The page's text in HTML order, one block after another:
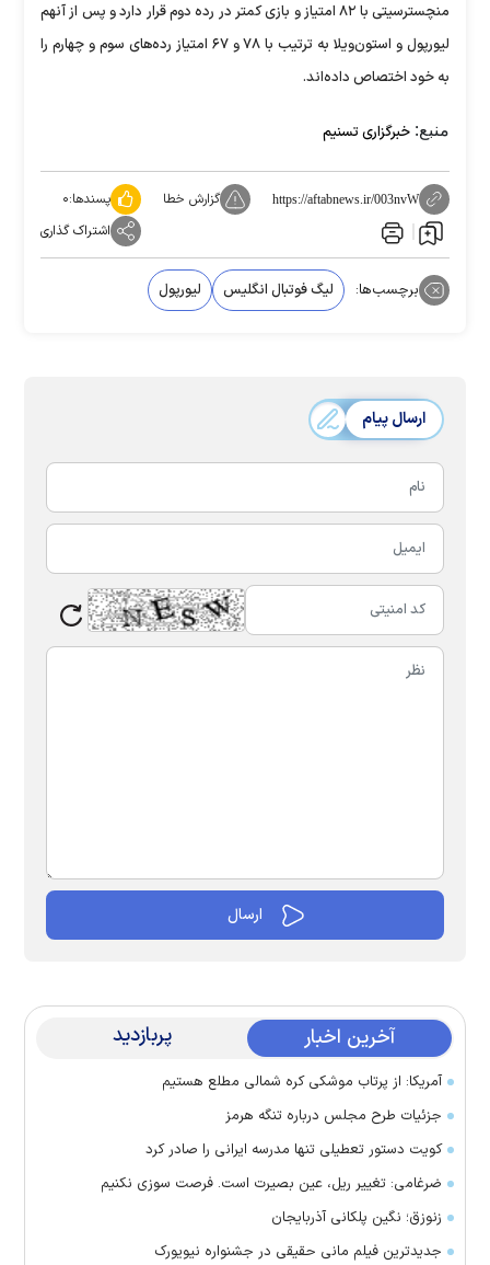
منچسترسیتی با ۸۲ امتیاز و بازی کمتر در رده دوم قرار دارد و پس از آنهم
لیورپول و استون‌ویلا به ترتیب با ۷۸ و ۶۷ امتیاز رده‌های سوم و چهارم را
به خود اختصاص داده‌اند.
منبع: خبرگزاری تسنیم
https://aftabnews.ir/003nvW گزارش خطا پسندها:۰
اشتراک گذاری
برچسب‌ها: لیگ فوتبال انگلیس لیورپول
ارسال پیام
آخرین اخبار پربازدید
آمریکا: از پرتاب موشکی کره شمالی مطلع هستیم
جزئیات طرح مجلس درباره تنگه هرمز
کویت دستور تعطیلی تنها مدرسه ایرانی را صادر کرد
ضرغامی: تغییر ریل، عین بصیرت است. فرصت سوزی نکنیم
زنوزق؛ نگین پلکانی آذربایجان
جدیدترین فیلم مانی حقیقی در جشنواره نیویورک